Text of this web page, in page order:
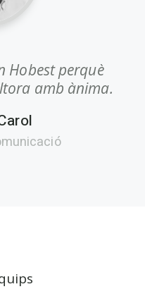
Hobest perquè
amb ànima.